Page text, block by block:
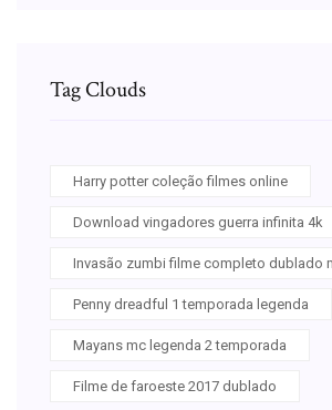
Tag Clouds
Harry potter coleção filmes online
Download vingadores guerra infinita 4k
Invasão zumbi filme completo dublado
Penny dreadful 1 temporada legenda
Mayans mc legenda 2 temporada
Filme de faroeste 2017 dublado